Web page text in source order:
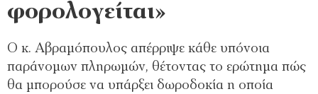
φορολογείται»
Ο κ. Αβραμόπουλος απέρριψε κάθε υπόνοια
παράνομων πληρωμών, θέτοντας το ερώτημα πώς
θα μπορούσε να υπάρξει δωροδοκία η οποία